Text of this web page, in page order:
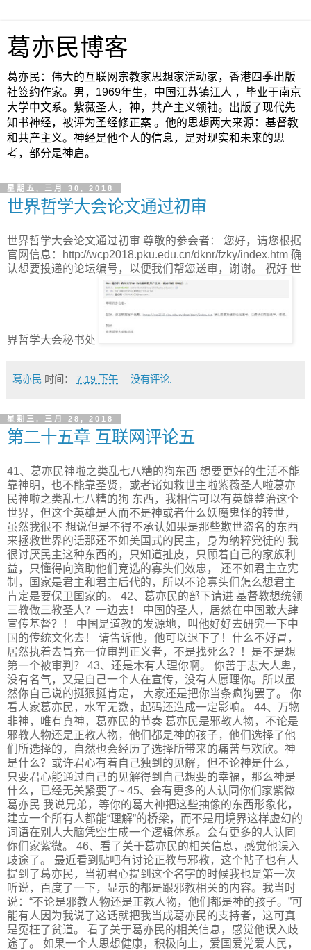
葛亦民博客
葛亦民：伟大的互联网宗教家思想家活动家，香港四季出版
社签约作家。男，1969年生，中国江苏镇江人 ，毕业于南京
大学中文系。紫薇圣人，神，共产主义领袖。出版了现代先
知书神经，被评为圣经修正案 。他的思想两大来源：基督教
和共产主义。神经是他个人的信息，是对现实和未来的思
考，部分是神启。
星期五, 三月 30, 2018
世界哲学大会论文通过初审
世界哲学大会论文通过初审 尊敬的参会者： 您好，请您根据
官网信息：http://wcp2018.pku.edu.cn/dknr/fzky/index.htm 确
认想要投递的论坛编号，以便我们帮您送审，谢谢。 祝好 世
界哲学大会秘书处
葛亦民 时间： 7:19 下午 没有评论:
星期三, 三月 28, 2018
第二十五章 互联网评论五
41、葛亦民神啦之类乱七八糟的狗东西 想要更好的生活不能
靠神明，也不能靠圣贤，或者诸如救世主啦紫薇圣人啦葛亦
民神啦之类乱七八糟的狗 东西，我相信可以有英雄整治这个
世界，但这个英雄是人而不是神或者什么妖魔鬼怪的转世，
虽然我很不 想说但是不得不承认如果是那些欺世盗名的东西
来拯救世界的话那还不如美国式的民主，身为纳粹党徒的 我
很讨厌民主这种东西的，只知道扯皮，只顾着自己的家族利
益，只懂得向资助他们竞选的寡头们效忠， 还不如君主立宪
制，国家是君主和君主后代的，所以不论寡头们怎么想君主
肯定是要保卫国家的。 42、葛亦民的部下请进 基督教想统领
三教做三教圣人？一边去！ 中国的圣人，居然在中国敢大肆
宣传基督？！ 中国是道教的发源地，叫他好好去研究一下中
国的传统文化去！ 请告诉他，他可以退下了！什么不好冒，
居然执着去冒充一位审判正义者，不是找死么？！是不是想
第一个被审判？ 43、还是木有人理你啊。 你苦于志大人卑，
没有名气，又是自己一个人在宣传，没有人愿理你。所以虽
然你自己说的挺狠挺肯定， 大家还是把你当条疯狗罢了。 你
看人家葛亦民，水军无数，起码还造成一定影响。 44、万物
非神，唯有真神，葛亦民的节奏 葛亦民是邪教人物，不论是
邪教人物还是正教人物，他们都是神的孩子，他们选择了他
们所选择的，自然也会经历了选择所带来的痛苦与欢欣。神
是什么？或许君心有着自己独到的见解，但不论神是什么，
只要君心能通过自己的见解得到自己想要的幸福，那么神是
什么，已经无关紧要了~ 45、会有更多的人认同你们家紫微
葛亦民 我说兄弟，等你的葛大神把这些抽像的东西形象化，
建立一个所有人都能“理解”的桥梁，而不是用境界这样虚幻的
词语在别人大脑凭空生成一个逻辑体系。会有更多的人认同
你们家紫微。 46、看了关于葛亦民的相关信息，感觉他误入
歧途了。 最近看到贴吧有讨论正教与邪教，这个帖子也有人
提到了葛亦民，当初君心提到这个名字的时候我也是第一次
听说，百度了一下，显示的都是跟邪教相关的内容。我当时
说：“不论是邪教人物还是正教人物，他们都是神的孩子。”可
能有人因为我说了这话就把我当成葛亦民的支持者，这可真
是冤枉了贫道。 看了关于葛亦民的相关信息，感觉他误入歧
途了。 如果一个人思想健康，积极向上，爱国爱党爱人民，